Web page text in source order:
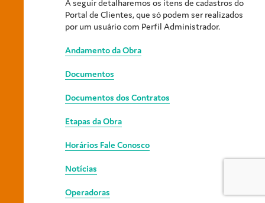
A seguir detalharemos os itens de cadastros do
Portal de Clientes, que só podem ser realizados
por um usuário com Perfil Administrador.
Andamento da Obra
Documentos
Documentos dos Contratos
Etapas da Obra
Horários Fale Conosco
Notícias
Operadoras